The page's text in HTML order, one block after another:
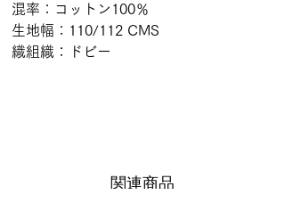
混率：コットン100％
生地幅：110/112 CMS
織組織：ドビー
関連商品